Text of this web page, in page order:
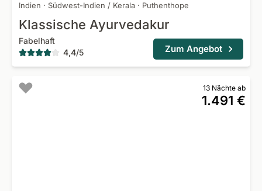
Indien · Südwest-Indien / Kerala · Puthenthope
Klassische Ayurvedakur
Fabelhaft
4,4/5 Zum Angebot
13 Nächte ab
1.491 €